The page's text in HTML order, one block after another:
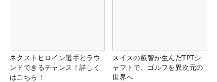
ネクストヒロイン選手とラウ
ンドできるチャンス！詳しく
はこちら！
スイスの叡智が生んだTPTシ
ャフトで、ゴルフを異次元の
世界へ